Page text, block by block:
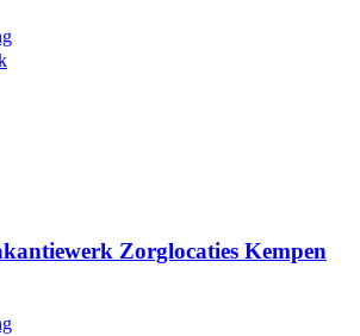
Zorglocaties Kempen